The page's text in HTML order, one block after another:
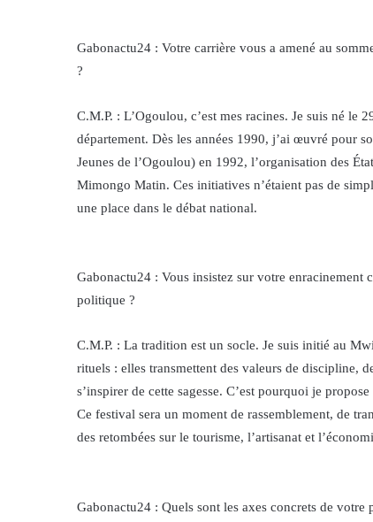
Gabonactu24 : Votre carrière vous a amené au
?
C.M.P. : L’Ogoulou, c’est mes racines. Je suis né
département. Dès les années 1990, j’ai œuvré pour
Jeunes de l’Ogoulou) en 1992, l’organisation des
Mimongo Matin. Ces initiatives n’étaient pas de
une place dans le débat national.
Gabonactu24 : Vous insistez sur votre
politique ?
C.M.P. : La tradition est un socle. Je suis initié au
rituels : elles transmettent des valeurs de discipline,
s’inspirer de cette sagesse. C’est pourquoi je
Ce festival sera un moment de rassemblement, de
des retombées sur le tourisme, l’artisanat et
Gabonactu24 : Quels sont les axes concrets de votre